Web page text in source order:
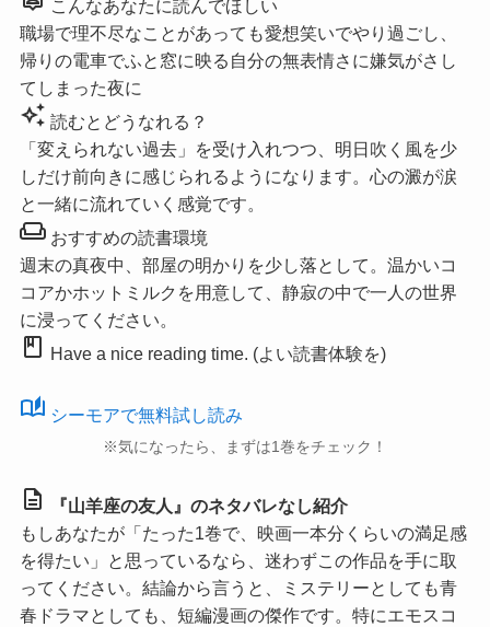
こんなあなたに読んでほしい
職場で理不尽なことがあっても愛想笑いでやり過ごし、
帰りの電車でふと窓に映る自分の無表情さに嫌気がさし
てしまった夜に
auto_awesome 読むとどうなれる？
「変えられない過去」を受け入れつつ、明日吹く風を少
しだけ前向きに感じられるようになります。心の澱が涙
と一緒に流れていく感覚です。
weekendおすすめの読書環境
週末の真夜中、部屋の明かりを少し落として。温かいコ
コアかホットミルクを用意して、静寂の中で一人の世界
に浸ってください。
book Have a nice reading time. (よい読書体験を)
auto_stories シーモアで無料試し読み
※気になったら、まずは1巻をチェック！
description
『山羊座の友人』のネタバレなし紹介
もしあなたが「たった1巻で、映画一本分くらいの満足感
を得たい」と思っているなら、迷わずこの作品を手に取
ってください。結論から言うと、ミステリーとしても青
春ドラマとしても、短編漫画の傑作です。特に エモスコ